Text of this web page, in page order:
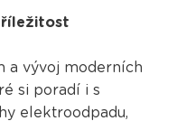
a vývoj moderních
si poradí i s
elektroodpadu,